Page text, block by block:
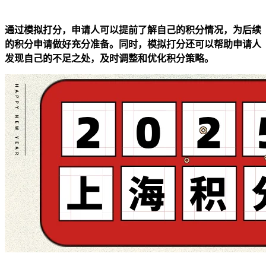
通过模拟打分，申请人可以提前了解自己的积分情况，为后续
的积分申请做好充分准备。同时，模拟打分还可以帮助申请人
发现自己的不足之处，及时调整和优化积分策略。